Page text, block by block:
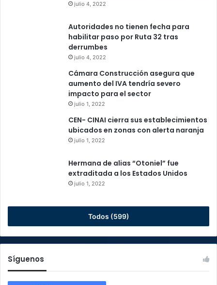
julio 4, 2022
Autoridades no tienen fecha para
habilitar paso por Ruta 32 tras
derrumbes
julio 4, 2022
Cámara Construcción asegura que
aumento del IVA tendría severo
impacto para el sector
julio 1, 2022
CEN- CINAI cierra sus establecimientos
ubicados en zonas con alerta naranja
julio 1, 2022
Hermana de alias “Otoniel” fue
extraditada a los Estados Unidos
julio 1, 2022
Todos (599)
Síguenos